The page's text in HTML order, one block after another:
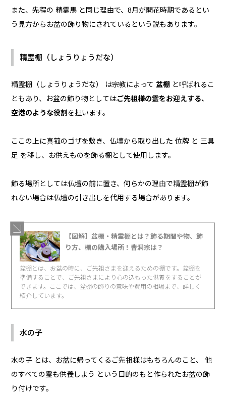
また、先程の 精霊馬 と同じ理由で、8月が開花時期であるとい
う見方からお盆の飾り物にされているという説もあります。
精霊棚（しょうりょうだな）
精霊棚（しょうりょうだな） は宗教によって 盆棚 と呼ばれるこ
ともあり、お盆の飾り物としてはご先祖様の霊をお迎えする、
空港のような役割 を担います。
ここの上に真菰のゴザを敷き、仏壇から取り出した 位牌 と 三具
足 を移し、お供えものを飾る棚として使用します。
飾る場所としては仏壇の前に置き、何らかの理由で精霊棚が飾
れない場合は仏壇の引き出しを代用する場合があります。
【図解】盆棚・精霊棚とは？飾る期間や物、飾
り方、棚の購入場所！曹洞宗は？
盆棚とは、お盆の時に、ご先祖さまを迎えるための棚です。盆棚を
準備することで、ご先祖さまにより心の込もった供養をすることが
できます。ここでは、盆棚の飾りの意味や費用の相場まで、詳しく
紹介しています。
水の子
水の子 とは、お盆に帰ってくるご先祖様はもちろんのこと、 他
のすべての霊も供養しよう という目的のもと作られたお盆の飾
り付けです。